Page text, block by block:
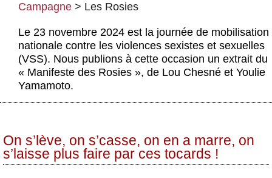
Actus et médias
Boutique
Campagne > Les Rosies
Le 23 novembre 2024 est la journée de mobilisation
nationale contre les violences sexistes et sexuelles
(VSS). Nous publions à cette occasion un extrait du
« Manifeste des Rosies », de Lou Chesné et Youlie
Yamamoto.
On s’lève, on s’casse, on en a marre, on
s’laisse plus faire par ces tocards !